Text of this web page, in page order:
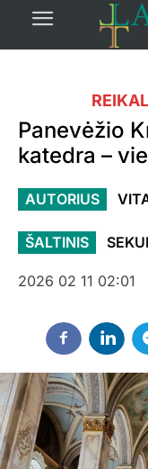
Panevėžio
katedra –
AUTORIUS
ŠALTINIS
2026 02 11 02:01